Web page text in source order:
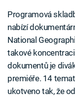
Programová
nabízí
National
takové
dokumentů je
premiéře. 14
ukotveno tak, že